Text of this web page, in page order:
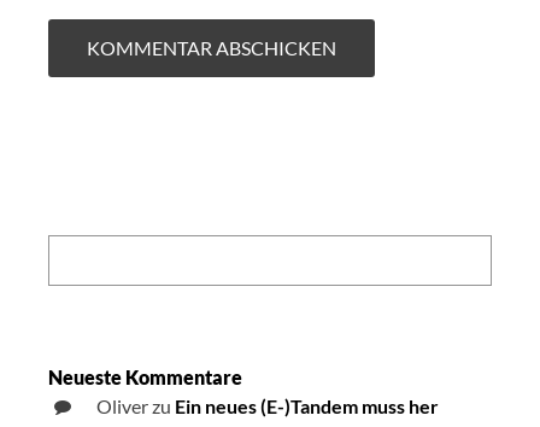
Neueste Kommentare
Oliverzu Ein neues (E-)Tandem muss her